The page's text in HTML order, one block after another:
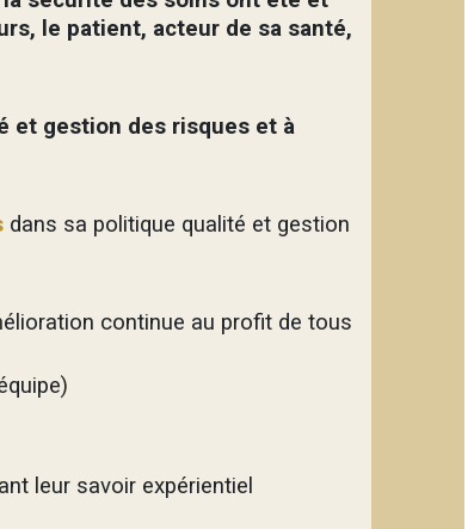
le patient, acteur de sa santé,
et gestion des risques et à
dans sa politique qualité et gestion
continue au profit de tous
leur savoir expérientiel